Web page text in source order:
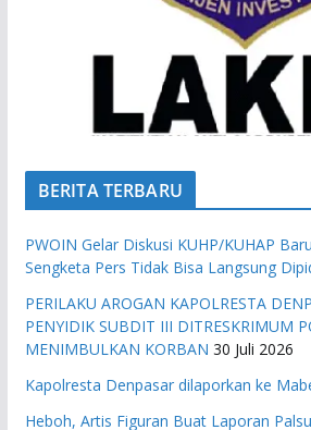
BERITA TERBARU
PWOIN Gelar Diskusi KUHP/KUHAP
Sengketa Pers Tidak Bisa Langsung
PERILAKU AROGAN KAPOLRESTA
PENYIDIK SUBDIT III DITRESKRIMUM
MENIMBULKAN KORBAN 30 Juli 2026
Kapolresta Denpasar dilaporkan ke
Heboh, Artis Figuran Buat Laporan